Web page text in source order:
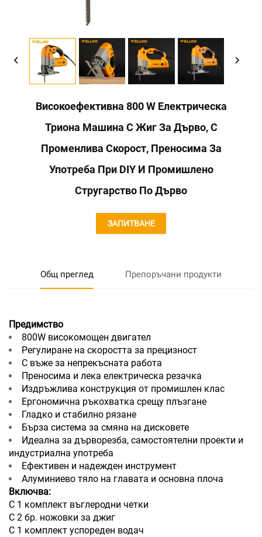
Високоефективна 800 W Електрическа
Триона Машина С Жиг За Дърво, С
Променлива Скорост, Преносима За
Употреба При DIY И Промишлено
Стругарство По Дърво
ЗАПИТВАНЕ
Общ преглед Препоръчани продукти
Предимство
800W високомощен двигател
Регулиране на скоростта за прецизност
С въже за непрекъсната работа
Преносима и лека електрическа резачка
Издръжлива конструкция от промишлен клас
Ергономична ръкохватка срещу плъзгане
Гладко и стабилно рязане
Бърза система за смяна на дисковете
Идеална за дърворезба, самостоятелни проекти и
индустриална употреба
Ефективен и надежден инструмент
Алуминиево тяло на главата и основна плоча
Включва:
С 1 комплект въглеродни четки
С 2 бр. ножовки за джиг
С 1 комплект успореден водач